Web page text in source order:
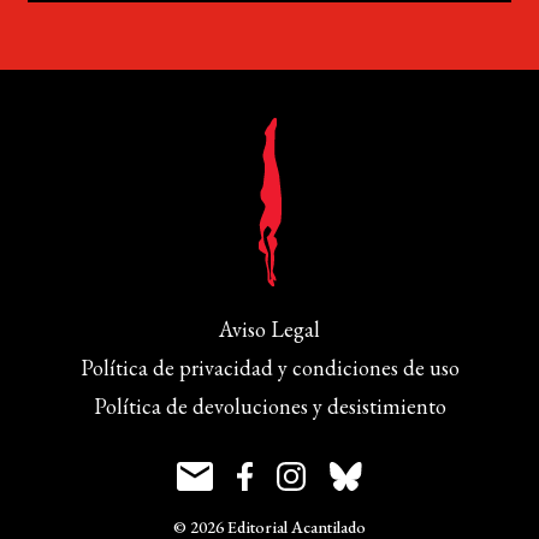
Aviso Legal
Política de privacidad y condiciones de uso
Política de devoluciones y desistimiento
© 2026 Editorial Acantilado